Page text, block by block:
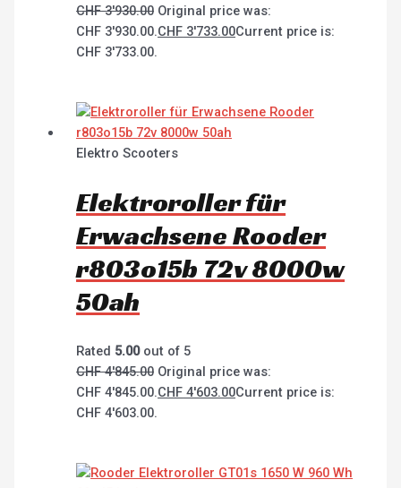
CHF3'930.00 Original price was:
CHF 3'930.00.CHF 3'733.00Current price is:
CHF 3'733.00.
Elektro Scooters
Elektroroller für
Erwachsene Rooder
r803o15b 72v 8000w
50ah
Rated 5.00out of 5
CHF4'845.00 Original price was:
CHF 4'845.00.CHF 4'603.00Current price is:
CHF 4'603.00.